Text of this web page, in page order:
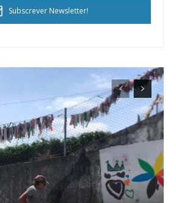
de Assinatura
de Cister e ajude-nos a manter este serviço
público!
Subscrever Newsletter!